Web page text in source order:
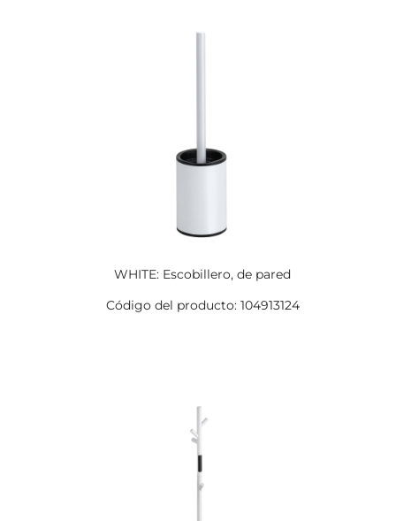
WHITE: Escobillero, de pared
Código del producto: 104913124